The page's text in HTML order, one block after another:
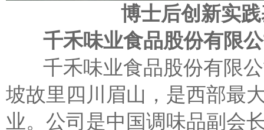
博士后创新实
千禾味业食品股份有限公
千禾味业食品股份有限公
坡故里四川眉山，是西部最
业。公司是中国调味品副会